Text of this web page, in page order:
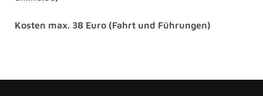
Kosten max. 38 Euro (Fahrt und Führungen)